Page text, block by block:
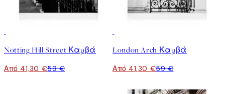
Notting Hill Street Καμβά
Από 41,30 €59 €
London Arch Καμβά
Από 41,30 €59 €